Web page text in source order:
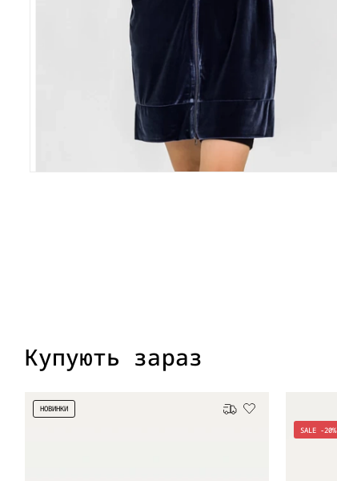
Купують зараз
НОВИНКИ Безкоштовна доставка
SALE -20%